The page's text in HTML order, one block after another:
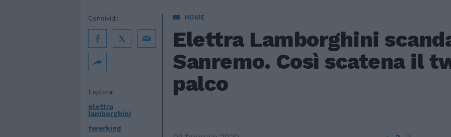
HOME
Elettra Lamborghini
Sanremo. Così scatena il
palco
Esplora:
elettra
lamborghini
twerking
Condividi: